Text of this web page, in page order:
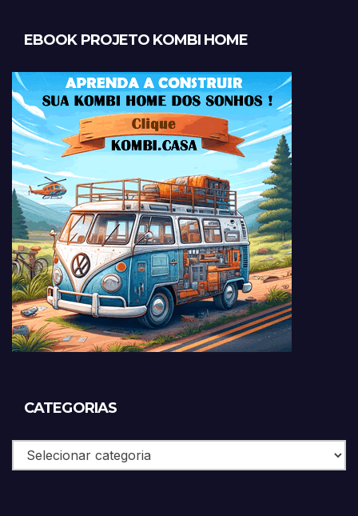
EBOOK PROJETO KOMBI HOME
CATEGORIAS
Categorias